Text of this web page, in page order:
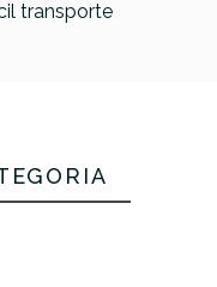
transporte